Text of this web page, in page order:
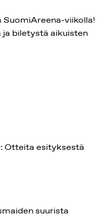
SuomiAreena-viikolla!
ja biletystä aikuisten
Otteita esityksestä
suurista